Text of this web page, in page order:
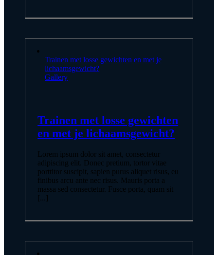
Trainen met losse gewichten en met je
lichaamsgewicht?
Gallery
Trainen met losse gewichten
en met je lichaamsgewicht?
Lorem ipsum dolor sit amet, consectetur
adipiscing elit. Donec pretium, tortor vitae
porttitor suscipit, sapien purus aliquet risus, eu
finibus arcu ante nec risus. Mauris porta a
massa sed consectetur. Fusce porta, quam sit
[...]